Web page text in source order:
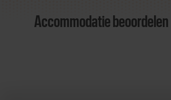
Accommodatie beoordelen